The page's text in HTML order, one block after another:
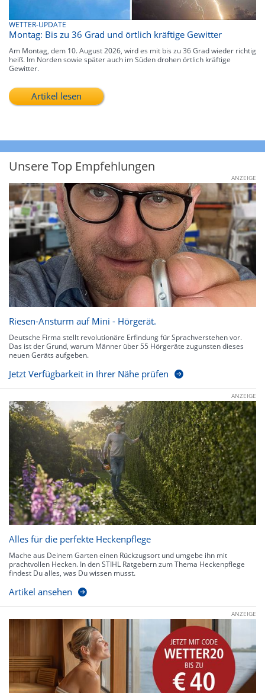
WETTER-UPDATE
Montag: Bis zu 36 Grad und örtlich kräftige Gewitter
Am Montag, dem 10. August 2026, wird es mit bis zu 36 Grad wieder richtig
heiß. Im Norden sowie später auch im Süden drohen örtlich kräftige
Gewitter.
Artikel lesen
Unsere Top Empfehlungen
ANZEIGE
Riesen-Ansturm auf Mini - Hörgerät.
Deutsche Firma stellt revolutionäre Erfindung für Sprachverstehen vor.
Das ist der Grund, warum Männer über 55 Hörgeräte zugunsten dieses
neuen Geräts aufgeben.
Jetzt Verfügbarkeit in Ihrer Nähe prüfen
ANZEIGE
Alles für die perfekte Heckenpflege
Mache aus Deinem Garten einen Rückzugsort und umgebe ihn mit
prachtvollen Hecken. In den STIHL Ratgebern zum Thema Heckenpflege
findest Du alles, was Du wissen musst.
Artikel ansehen
ANZEIGE